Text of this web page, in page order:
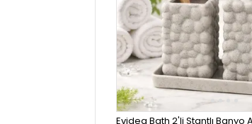
Evidea Bath 2'li Stantlı Banyo